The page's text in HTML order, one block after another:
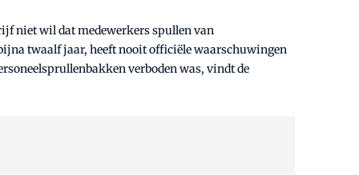
niet wil dat medewerkers spullen van
twaalf jaar, heeft nooit officiële waarschuwingen
verboden was, vindt de